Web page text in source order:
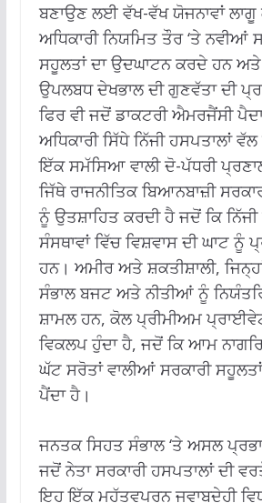
ਬਣਾਉਣ ਲਈ ਵੱਖ-ਵੱਖ ਯੋਜਨਾਵਾਂ ਲਾਗੂ
ਅਧਿਕਾਰੀ ਨਿਯਮਿਤ ਤੌਰ ‘ਤੇ ਨਵੀਆਂ
ਸਹੂਲਤਾਂ ਦਾ ਉਦਘਾਟਨ ਕਰਦੇ ਹਨ
ਉਪਲਬਧ ਦੇਖਭਾਲ ਦੀ ਗੁਣਵੱਤਾ ਦੀ
ਫਿਰ ਵੀ ਜਦੋਂ ਡਾਕਟਰੀ ਐਮਰਜੈਂਸੀ
ਅਧਿਕਾਰੀ ਸਿੱਧੇ ਨਿੱਜੀ ਹਸਪਤਾਲਾਂ
ਇੱਕ ਸਮੱਸਿਆ ਵਾਲੀ ਦੋ-ਪੱਧਰੀ
ਜਿੱਥੇ ਰਾਜਨੀਤਿਕ ਬਿਆਨਬਾਜ਼ੀ
ਨੂੰ ਉਤਸ਼ਾਹਿਤ ਕਰਦੀ ਹੈ ਜਦੋਂ ਕਿ
ਸੰਸਥਾਵਾਂ ਵਿੱਚ ਵਿਸ਼ਵਾਸ ਦੀ ਘਾਟ
ਹਨ। ਅਮੀਰ ਅਤੇ ਸ਼ਕਤੀਸ਼ਾਲੀ,
ਸੰਭਾਲ ਬਜਟ ਅਤੇ ਨੀਤੀਆਂ ਨੂੰ
ਸ਼ਾਮਲ ਹਨ, ਕੋਲ ਪ੍ਰੀਮੀਅਮ
ਵਿਕਲਪ ਹੁੰਦਾ ਹੈ, ਜਦੋਂ ਕਿ ਆਮ
ਘੱਟ ਸਰੋਤਾਂ ਵਾਲੀਆਂ ਸਰਕਾਰੀ
ਪੈਂਦਾ ਹੈ।
ਜਨਤਕ ਸਿਹਤ ਸੰਭਾਲ ‘ਤੇ ਅਸਲ
ਜਦੋਂ ਨੇਤਾ ਸਰਕਾਰੀ ਹਸਪਤਾਲਾਂ ਦੀ
ਇਹ ਇੱਕ ਮਹੱਤਵਪੂਰਨ ਜਵਾਬਦੇਹੀ